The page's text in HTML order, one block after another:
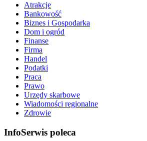
Atrakcje
Bankowość
Biznes i Gospodarka
Dom i ogród
Finanse
Firma
Handel
Podatki
Praca
Prawo
Urzędy skarbowe
Wiadomości regionalne
Zdrowie
InfoSerwis poleca